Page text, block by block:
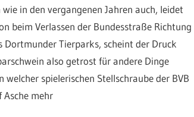
wie in den vergangenen Jahren auch, leidet
beim Verlassen der Bundesstraße Richtung
Dortmunder Tierparks, scheint der Druck
also getrost für andere Dinge
spielerischen Stellschraube der BVB
mehr